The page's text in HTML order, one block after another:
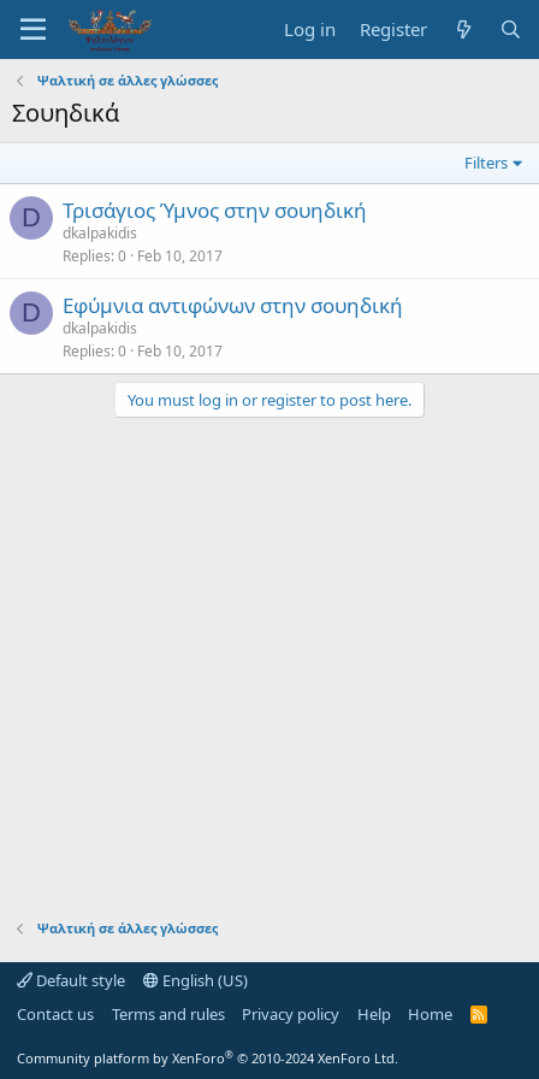
Log in Register
Ψαλτική σε άλλες γλώσσες
Σουηδικά
Filters
D Τρισάγιος Ύμνος στην σουηδική
dkalpakidis
Replies 0 Feb 10, 2017
D Εφύμνια αντιφώνων στην σουηδική
dkalpakidis
Replies 0 Feb 10, 2017
You must log in or register to post here.
Ψαλτική σε άλλες γλώσσες
Default style
English (US)
Contact us
Terms and rules Privacy policy Help Home
R
Community platform by XenForo® © 2010-2024 XenForo Ltd.